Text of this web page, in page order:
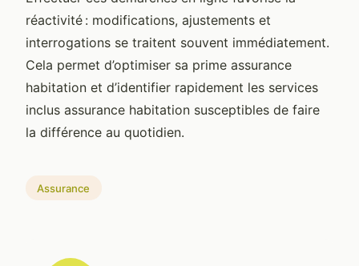
réactivité : modifications, ajustements et
interrogations se traitent souvent immédiatement.
Cela permet d’optimiser sa prime assurance
habitation et d’identifier rapidement les services
inclus assurance habitation susceptibles de faire
la différence au quotidien.
Assurance